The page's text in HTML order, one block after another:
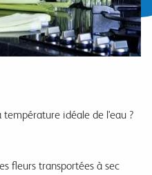
température idéale de l'eau ?
fleurs transportées à sec